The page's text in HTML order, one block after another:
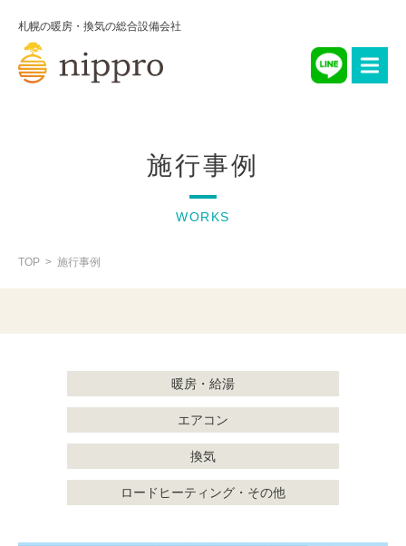
札幌の暖房・換気の総合設備会社
施行事例
WORKS
TOP 施行事例
暖房・給湯
エアコン
換気
ロードヒーティング・その他